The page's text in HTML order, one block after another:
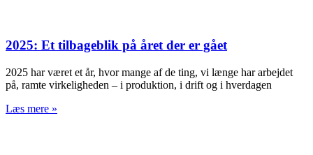
2025: Et tilbageblik på året der er gået
2025 har været et år, hvor mange af de ting, vi længe har arbejdet
på, ramte virkeligheden – i produktion, i drift og i hverdagen
Læs mere »